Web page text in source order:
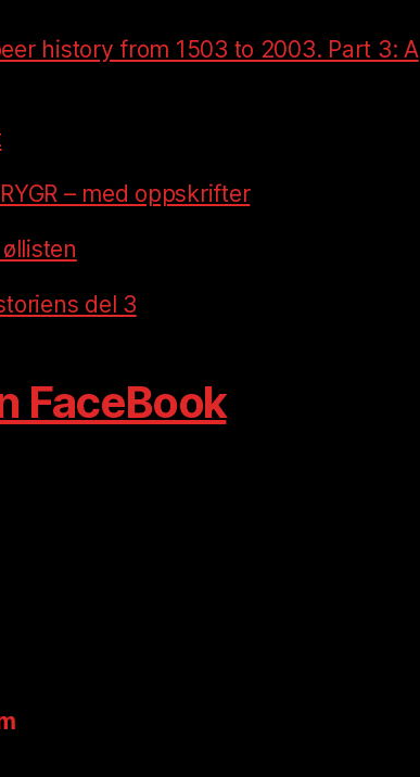
history from 1503 to 2003. Part 3: A
– med oppskrifter
del 3
FaceBook